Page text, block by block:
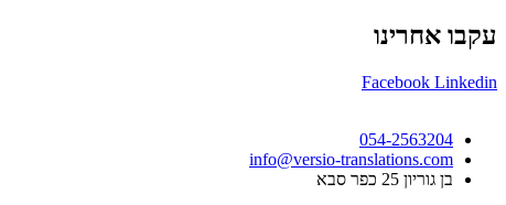
עקבו אחרינו
Facebook Linkedin
054-2563204
info@versio-translations.com
בן גוריון 25 כפר סבא